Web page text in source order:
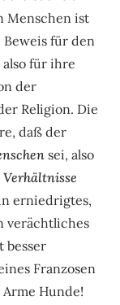
Menschen ist
Beweis für den
für ihre
der
Religion. Die
daß der
sei, also
erniedrigtes,
verächtliches
besser
Franzosen
Hunde!